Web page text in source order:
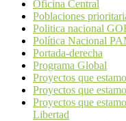
Oficina Central
Poblaciones
Politica nacional
Política Nacional
Portada-derecha
Programa Global
Proyectos que
Proyectos que
Proyectos que
Libertad